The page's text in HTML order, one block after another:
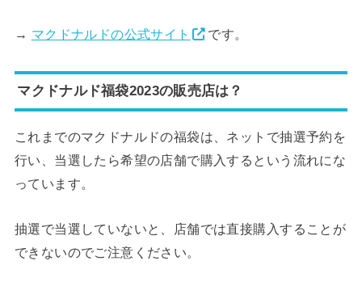
→ マクドナルドの公式サイト です。
マクドナルド福袋2023の販売店は？
これまでのマクドナルドの福袋は、ネットで抽選予約を
行い、当選したら希望の店舗で購入するという流れにな
っています。
抽選で当選していないと、店舗では直接購入することが
できないのでご注意ください。